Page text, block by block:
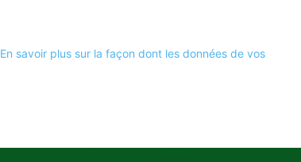
En savoir plus sur la façon dont les données de vos